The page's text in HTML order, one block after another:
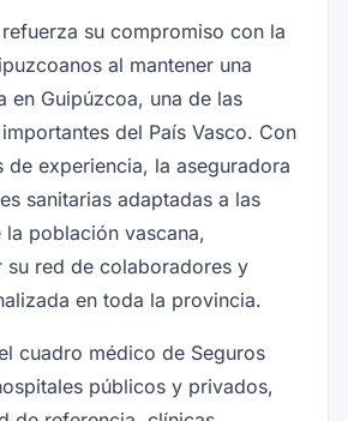
su compromiso con la
al mantener una
en Guipúzcoa, una de las
del País Vasco. Con
de experiencia, la aseguradora
sanitarias adaptadas a las
la población vascana,
su red de colaboradores y
en toda la provincia.
cuadro médico de Seguros
públicos y privados,